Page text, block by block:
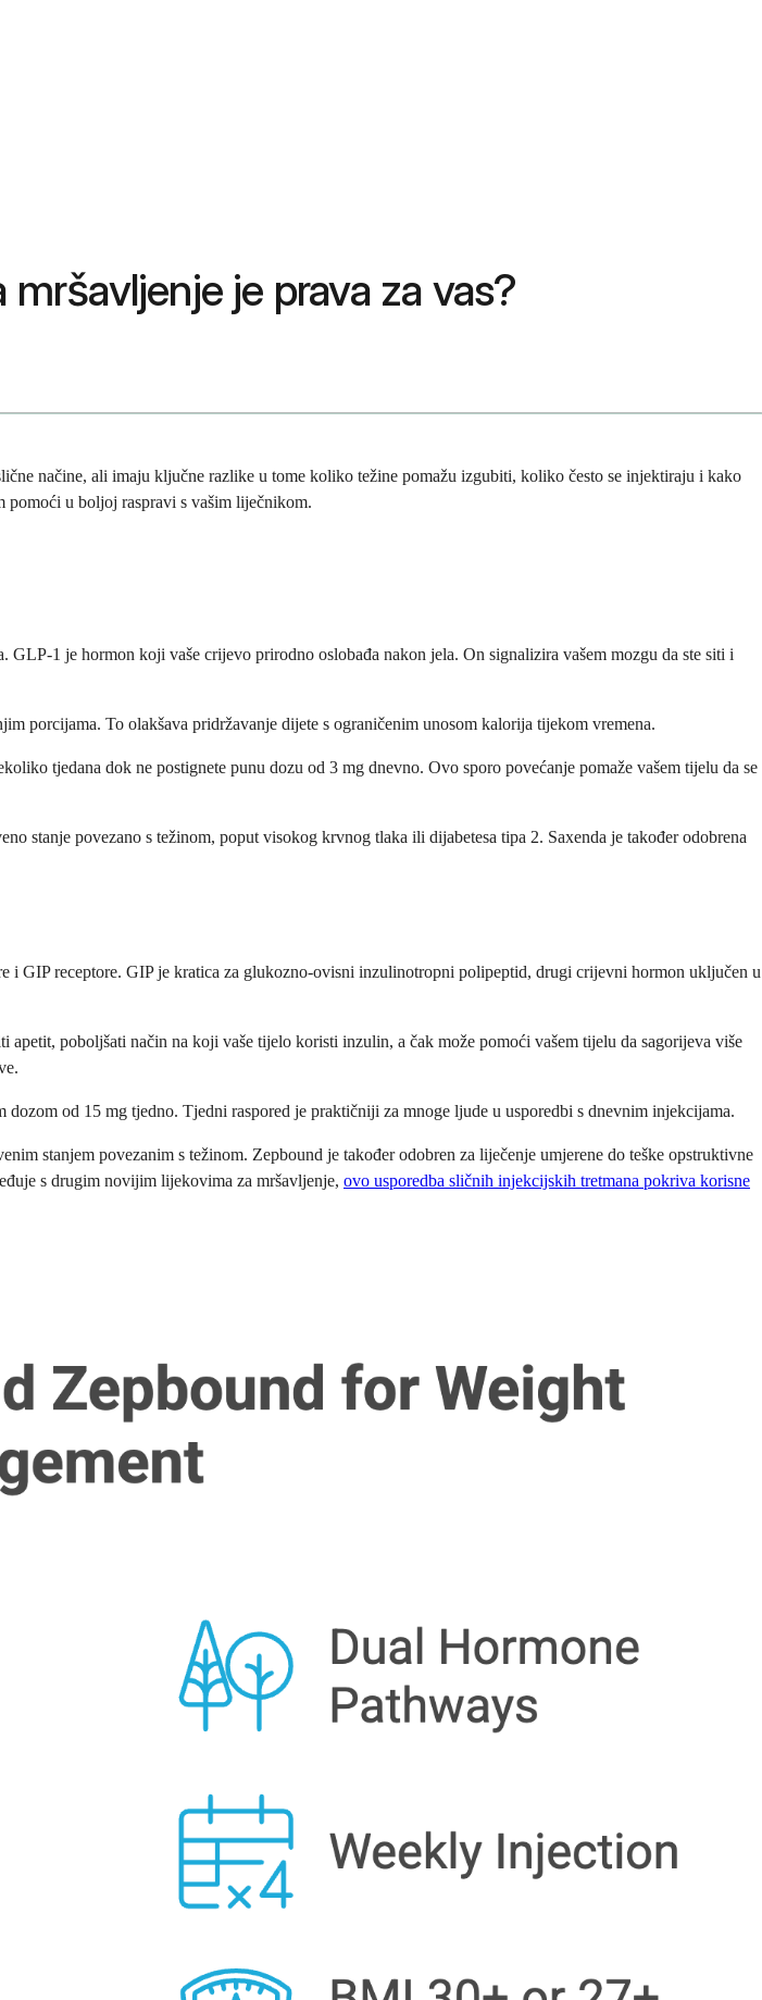
je prava za vas?
načine, ali imaju ključne razlike u tome koliko težine pomažu izgubiti, koliko često se injektiraju i kako
pomoći u boljoj raspravi s vašim liječnikom.
1 je hormon koji vaše crijevo prirodno oslobađa nakon jela. On signalizira vašem mozgu da ste siti i
porcijama. To olakšava pridržavanje dijete s ograničenim unosom kalorija tijekom vremena.
tjedana dok ne postignete punu dozu od 3 mg dnevno. Ovo sporo povećanje pomaže vašem tijelu da se
stanje povezano s težinom, poput visokog krvnog tlaka ili dijabetesa tipa 2. Saxenda je također odobrena
GIP receptore. GIP je kratica za glukozno-ovisni inzulinotropni polipeptid, drugi crijevni hormon uključen u
poboljšati način na koji vaše tijelo koristi inzulin, a čak može pomoći vašem tijelu da sagorijeva više
od 15 mg tjedno. Tjedni raspored je praktičniji za mnoge ljude u usporedbi s dnevnim injekcijama.
stanjem povezanim s težinom. Zepbound je također odobren za liječenje umjerene do teške opstruktivne
s drugim novijim lijekovima za mršavljenje, ovo usporedba sličnih injekcijskih tretmana pokriva korisne